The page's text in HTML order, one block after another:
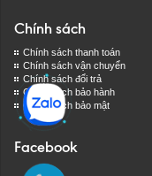
Chính sách
Chính sách thanh toán
Chính sách vận chuyển
Chính sách đổi trả
Chính sách bảo hành
Chính sách bảo mật
Facebook